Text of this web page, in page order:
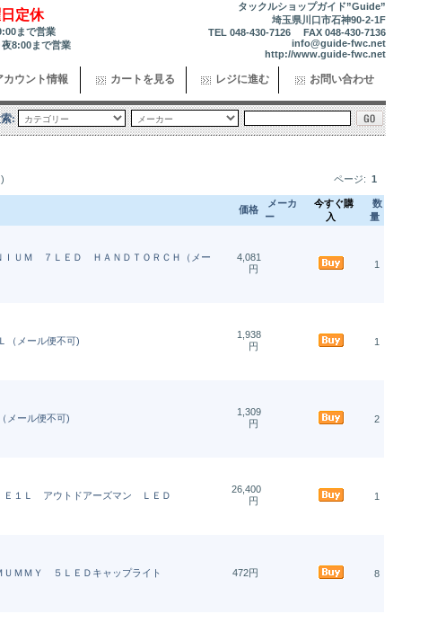
定休
まで営業
8:00まで営業
タックルショップガイド”Guide”
埼玉県川口市石神90-2-1F
TEL 048-430-7126 FAX 048-430-7136
info@guide-fwc.net
http://www.guide-fwc.net
カウント情報 カートを見る レジに進む お問い合わせ
:
ページ: 1
価格
メーカ
ー
今すぐ購
入
数
量
ＩＵＭ ７ＬＥＤ ＨＡＮＤＴＯＲＣＨ（メー
4,081
円
1
（メール便不可)
1,938
円
1
メール便不可)
1,309
円
2
１Ｌ アウトドアーズマン ＬＥＤ
26,400
円
1
ＵＭＭＹ ５ＬＥＤキャップライト 472円 8